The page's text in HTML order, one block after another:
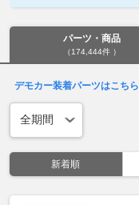
パーツ・商品
（174,444件 ）
デモカー装着パーツはこちら
新着順